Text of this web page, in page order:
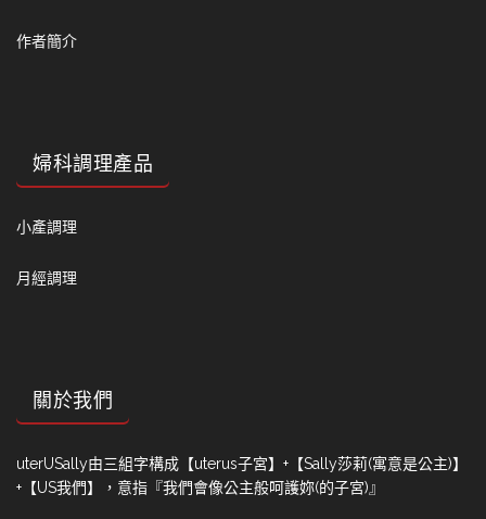
作者簡介
婦科調理產品
小產調理
月經調理
關於我們
uterUSally由三組字構成【uterus子宮】+【Sally莎莉(寓意是公主)】
+【US我們】，意指『我們會像公主般呵護妳(的子宮)』